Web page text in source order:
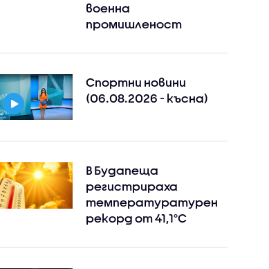
военна
промишленост
Спортни новини
(06.08.2026 - късна)
В Будапеща
регистрираха
температуратурен
рекорд от 41,1°C